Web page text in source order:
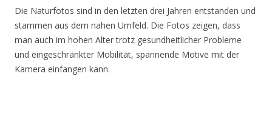
Die Naturfotos sind in den letzten drei Jahren entstanden und
stammen aus dem nahen Umfeld. Die Fotos zeigen, dass
man auch im hohen Alter trotz gesundheitlicher Probleme
und eingeschränkter Mobilität, spannende Motive mit der
Kamera einfangen kann.